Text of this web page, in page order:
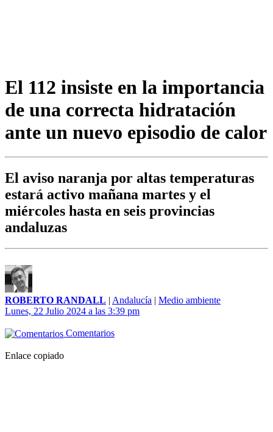
El 112 insiste en la importancia
de una correcta hidratación
ante un nuevo episodio de calor
El aviso naranja por altas temperaturas
estará activo mañana martes y el
miércoles hasta en seis provincias
andaluzas
ROBERTO RANDALL | Andalucía | Medio ambiente
Lunes, 22 Julio 2024 a las 3:39 pm
Comentarios
Enlace copiado